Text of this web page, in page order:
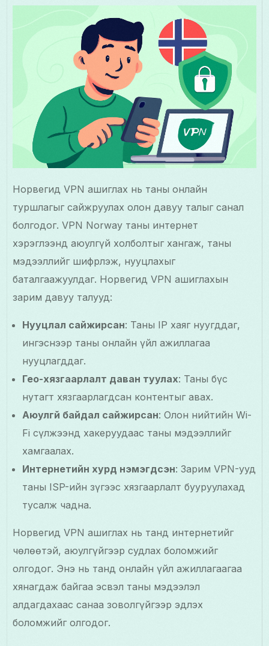
Норвегид VPN ашиглах нь таны онлайн
туршлагыг сайжруулах олон давуу талыг санал
болгодог. VPN Norway таны интернет
хэрэглээнд аюулгүй холболтыг хангаж, таны
мэдээллийг шифрлэж, нууцлахыг
баталгаажуулдаг. Норвегид VPN ашиглахын
зарим давуу талууд:
Нууцлал сайжирсан: Таны IP хаяг нуугддаг,
ингэснээр таны онлайн үйл ажиллагаа
нууцлагддаг.
Гео-хязгаарлалт даван туулах: Таны бүс
нутагт хязгаарлагдсан контентыг авах.
Аюулгүй байдал сайжирсан: Олон нийтийн Wi-
Fi сүлжээнд хакеруудаас таны мэдээллийг
хамгаалах.
Интернетийн хурд нэмэгдсэн: Зарим VPN-ууд
таны ISP-ийн зүгээс хязгаарлалт бууруулахад
тусалж чадна.
Норвегид VPN ашиглах нь танд интернетийг
чөлөөтэй, аюулгүйгээр судлах боломжийг
олгодог. Энэ нь танд онлайн үйл ажиллагаагаа
хянагдаж байгаа эсвэл таны мэдээлэл
алдагдахаас санаа зоволгүйгээр эдлэх
боломжийг олгодог.